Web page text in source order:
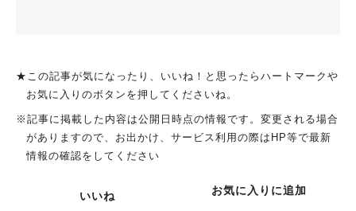
★この記事が気になったり、いいね！と思ったらハートマークや
お気に入りのボタンを押してくださいね。
※記事に掲載した内容は公開日時点の情報です。変更される場合
がありますので、お出かけ、サービス利用の際はHP等で最新
情報の確認をしてください
いいね お気に入りに追加